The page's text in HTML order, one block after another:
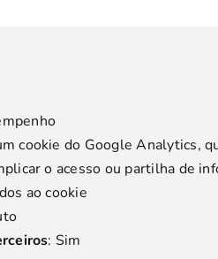
cookie do Google Analytics,
o acesso ou partilha de
ao cookie
: Sim